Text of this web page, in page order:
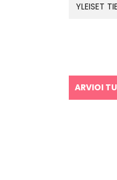
YLEISET
ARVIOI